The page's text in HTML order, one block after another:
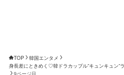
TOP
韓国エンタメ
身長差にときめく♡韓ドラカップル”キュンキュン”
9ページ目